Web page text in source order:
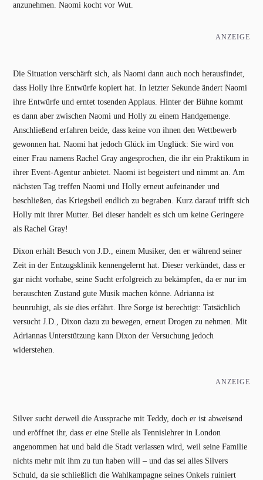
anzunehmen. Naomi kocht vor Wut.
ANZEIGE
Die Situation verschärft sich, als Naomi dann auch noch herausfindet,
dass Holly ihre Entwürfe kopiert hat. In letzter Sekunde ändert Naomi
ihre Entwürfe und erntet tosenden Applaus. Hinter der Bühne kommt
es dann aber zwischen Naomi und Holly zu einem Handgemenge.
Anschließend erfahren beide, dass keine von ihnen den Wettbewerb
gewonnen hat. Naomi hat jedoch Glück im Unglück: Sie wird von
einer Frau namens Rachel Gray angesprochen, die ihr ein Praktikum in
ihrer Event-Agentur anbietet. Naomi ist begeistert und nimmt an. Am
nächsten Tag treffen Naomi und Holly erneut aufeinander und
beschließen, das Kriegsbeil endlich zu begraben. Kurz darauf trifft sich
Holly mit ihrer Mutter. Bei dieser handelt es sich um keine Geringere
als Rachel Gray!
Dixon erhält Besuch von J.D., einem Musiker, den er während seiner
Zeit in der Entzugsklinik kennengelernt hat. Dieser verkündet, dass er
gar nicht vorhabe, seine Sucht erfolgreich zu bekämpfen, da er nur im
berauschten Zustand gute Musik machen könne. Adrianna ist
beunruhigt, als sie dies erfährt. Ihre Sorge ist berechtigt: Tatsächlich
versucht J.D., Dixon dazu zu bewegen, erneut Drogen zu nehmen. Mit
Adriannas Unterstützung kann Dixon der Versuchung jedoch
widerstehen.
ANZEIGE
Silver sucht derweil die Aussprache mit Teddy, doch er ist abweisend
und eröffnet ihr, dass er eine Stelle als Tennislehrer in London
angenommen hat und bald die Stadt verlassen wird, weil seine Familie
nichts mehr mit ihm zu tun haben will – und das sei alles Silvers
Schuld, da sie schließlich die Wahlkampagne seines Onkels ruiniert